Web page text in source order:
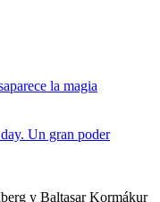
la magia
Un gran poder
y Baltasar Kormákur